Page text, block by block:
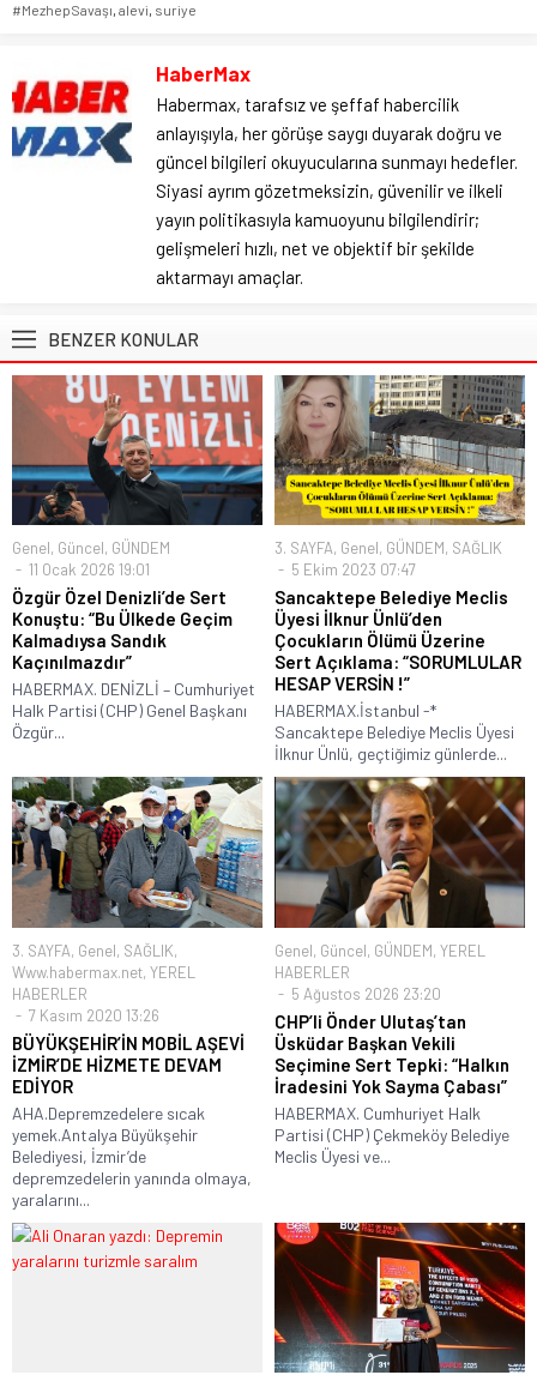
#MezhepSavaşı, alevi, suriye
HaberMax
Habermax, tarafsız ve şeffaf habercilik
anlayışıyla, her görüşe saygı duyarak doğru ve
güncel bilgileri okuyucularına sunmayı hedefler.
Siyasi ayrım gözetmeksizin, güvenilir ve ilkeli
yayın politikasıyla kamuoyunu bilgilendirir;
gelişmeleri hızlı, net ve objektif bir şekilde
aktarmayı amaçlar.
BENZER KONULAR
Genel, Güncel, GÜNDEM
11 Ocak 2026 19:01
Özgür Özel Denizli’de Sert
Konuştu: “Bu Ülkede Geçim
Kalmadıysa Sandık
Kaçınılmazdır”
HABERMAX. DENİZLİ – Cumhuriyet
Halk Partisi (CHP) Genel Başkanı
Özgür...
3. SAYFA, Genel, GÜNDEM, SAĞLIK
5 Ekim 2023 07:47
Sancaktepe Belediye Meclis
Üyesi İlknur Ünlü’den
Çocukların Ölümü Üzerine
Sert Açıklama: “SORUMLULAR
HESAP VERSİN !”
HABERMAX.İstanbul -*
Sancaktepe Belediye Meclis Üyesi
İlknur Ünlü, geçtiğimiz günlerde...
3. SAYFA, Genel, SAĞLIK,
Www.habermax.net, YEREL
HABERLER
7 Kasım 2020 13:26
BÜYÜKŞEHİR’İN MOBİL AŞEVİ
İZMİR’DE HİZMETE DEVAM
EDİYOR
AHA.Depremzedelere sıcak
yemek.Antalya Büyükşehir
Belediyesi, İzmir’de
depremzedelerin yanında olmaya,
yaralarını...
Genel, Güncel, GÜNDEM, YEREL
HABERLER
5 Ağustos 2026 23:20
CHP’li Önder Ulutaş’tan
Üsküdar Başkan Vekili
Seçimine Sert Tepki: “Halkın
İradesini Yok Sayma Çabası”
HABERMAX. Cumhuriyet Halk
Partisi (CHP) Çekmeköy Belediye
Meclis Üyesi ve...